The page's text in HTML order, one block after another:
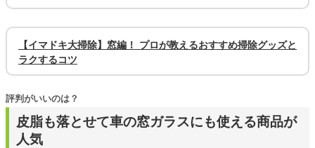
【イマドキ大掃除】窓編！ プロが教えるおすすめ掃除グッズと
ラクするコツ
皮脂も落とせて車の窓ガラスにも使える商品が
人気
評判がいいのは？